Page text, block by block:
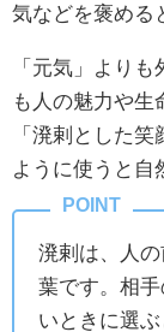
気などを褒める
「元気」より
も人の魅力や生
「溌剌とした
ように使うと自
溌剌は、人
葉です。相
いときに選